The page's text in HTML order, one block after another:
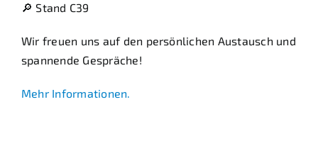
🔎 Stand C39
Wir freuen uns auf den persönlichen Austausch und
spannende Gespräche!
Mehr Informationen.